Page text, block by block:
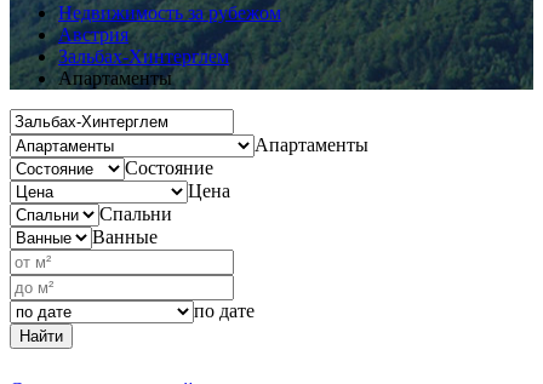
Недвижимость за рубежом
Австрия
Зальбах-Хинтерглем
Апартаменты
Апартаменты
Состояние
Цена
Спальни
Ванные
по дате
Найти